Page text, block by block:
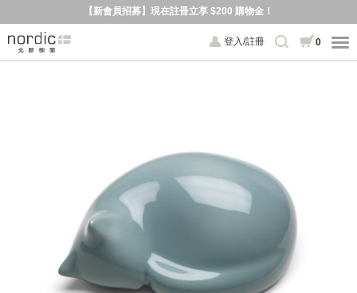
【新會員招募】現在註冊立享 $200 購物金！
登入/註冊 0